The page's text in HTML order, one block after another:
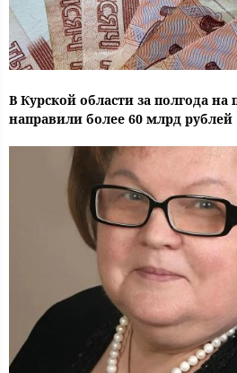
В Курской области за полгода на
направили более 60 млрд рублей